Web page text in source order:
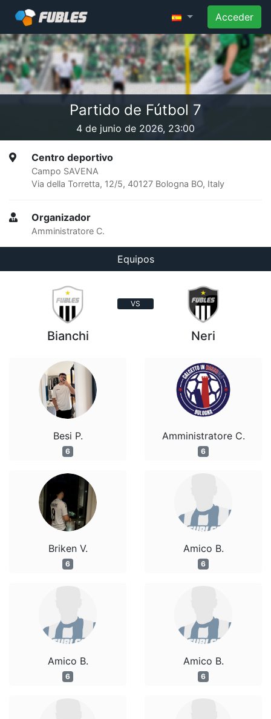
Acceder
Partido de Fútbol 7
4 de junio de 2026, 23:00
Centro deportivo
Campo SAVENA
Via della Torretta, 12/5, 40127 Bologna BO, Italy
Organizador
Amministratore C.
Equipos
VS
Bianchi
Besi P.
6
Briken V.
6
Amico B.
6
Neri
Amministratore C.
6
Amico B.
6
Amico B.
6